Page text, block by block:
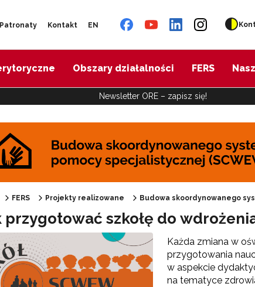
Patronaty Kontakt EN
Obszary działalności FERS
Newsletter ORE – zapisz się!
"Budowa skoordynowanego systemu pomocy specjalistycznej
FERS Projekty realizowane Budowa skoordynowanego
przygotować szkołę do
Każda zmiana w
przygotowania
w aspekcie
na tematyce